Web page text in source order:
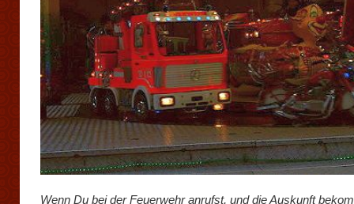
Wenn Du bei der Feuerwehr anrufst, und die Auskunft